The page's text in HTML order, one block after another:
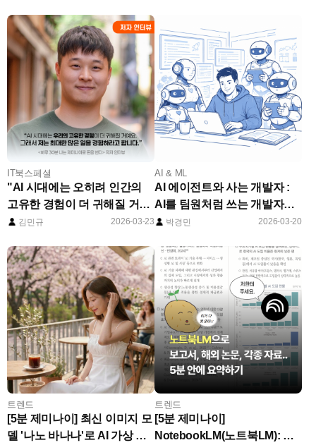
IT북스페셜
"AI 시대에는 오히려 인간의
고유한 경험이 더 귀해질 거예
요." (『하루 30분, 나는 제미나
김민규 2026-03-23
AI & ML
AI 에이전트와 사는 개발자 :
AI를 팀원처럼 쓰는 개발자들
은 무엇이 다를까?
박경민 2026-03-20
트렌드
[5분 제미나이] 최신 이미지 모
델 '나노 바나나'로 AI 가상 모
트렌드
[5분 제미나이]
NotebookLM(노트북LM): 대